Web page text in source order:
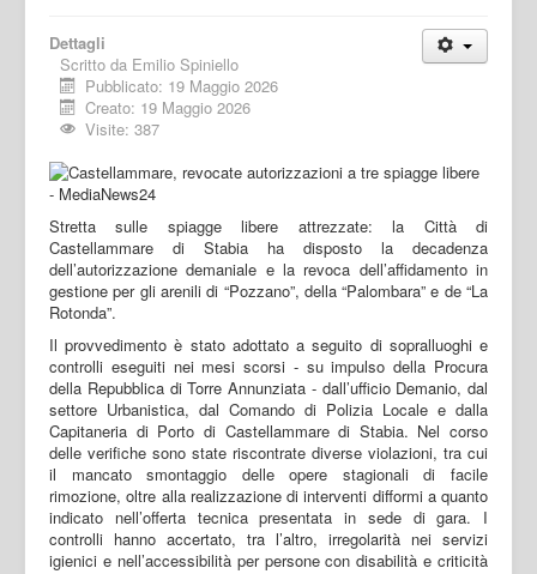
Dettagli
Scritto da Emilio Spiniello
Pubblicato: 19 Maggio 2026
Creato: 19 Maggio 2026
Visite: 387
Stretta sulle spiagge libere attrezzate: la Città di
Castellammare di Stabia ha disposto la decadenza
dell’autorizzazione demaniale e la revoca dell’affidamento in
gestione per gli arenili di “Pozzano”, della “Palombara” e de “La
Rotonda”.
Il provvedimento è stato adottato a seguito di sopralluoghi e
controlli eseguiti nei mesi scorsi - su impulso della Procura
della Repubblica di Torre Annunziata - dall’ufficio Demanio, dal
settore Urbanistica, dal Comando di Polizia Locale e dalla
Capitaneria di Porto di Castellammare di Stabia. Nel corso
delle verifiche sono state riscontrate diverse violazioni, tra cui
il mancato smontaggio delle opere stagionali di facile
rimozione, oltre alla realizzazione di interventi difformi a quanto
indicato nell’offerta tecnica presentata in sede di gara. I
controlli hanno accertato, tra l’altro, irregolarità nei servizi
igienici e nell’accessibilità per persone con disabilità e criticità